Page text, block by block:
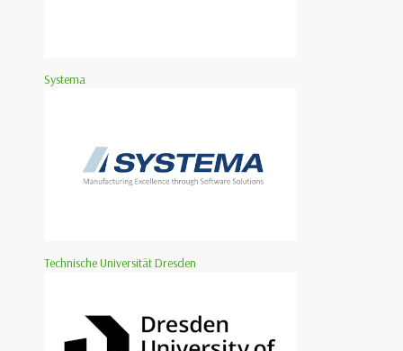
Systema
Technische Universität Dresden